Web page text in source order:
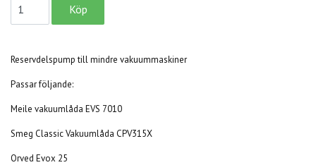
Reservdelspump till mindre vakuummaskiner
Passar följande:
Meile vakuumlåda EVS 7010
Smeg Classic Vakuumlåda CPV315X
Orved Evox 25